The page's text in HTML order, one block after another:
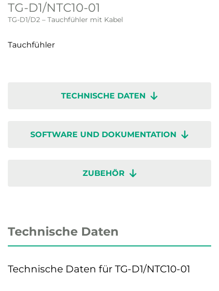
TG-D1/NTC10-01
TG-D1/D2 – Tauchfühler mit Kabel
Tauchfühler
TECHNISCHE DATEN
SOFTWARE UND DOKUMENTATION
ZUBEHÖR
Technische Daten
Technische Daten für TG-D1/NTC10-01